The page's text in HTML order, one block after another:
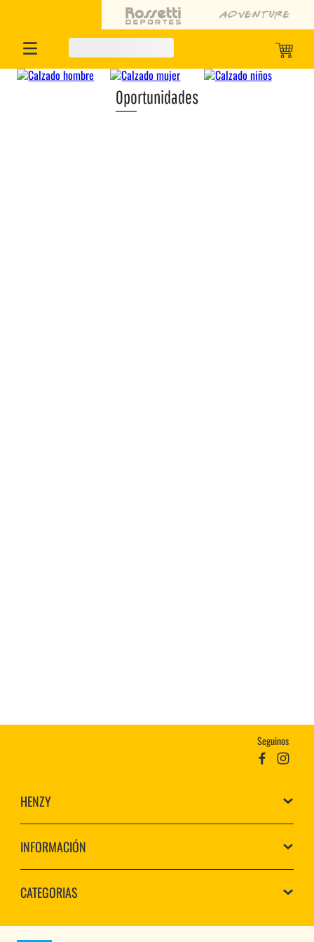
Oportunidades
Seguinos
HENZY
INFORMACIÓN
CATEGORIAS